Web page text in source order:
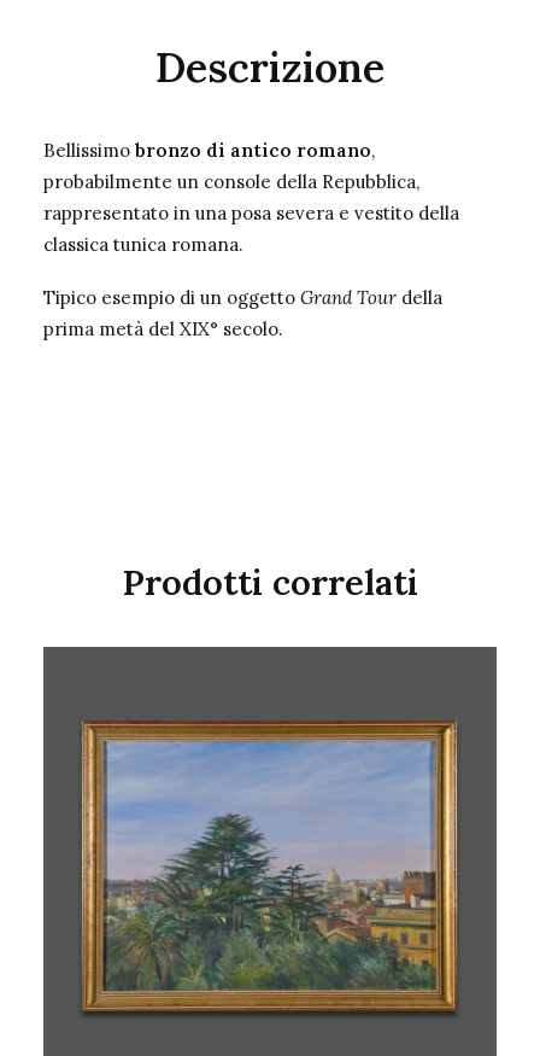
Descrizione
Bellissimo bronzo di antico romano,
probabilmente un console della Repubblica,
rappresentato in una posa severa e vestito della
classica tunica romana.
Tipico esempio di un oggetto Grand Tour della
prima metà del XIX° secolo.
Prodotti correlati